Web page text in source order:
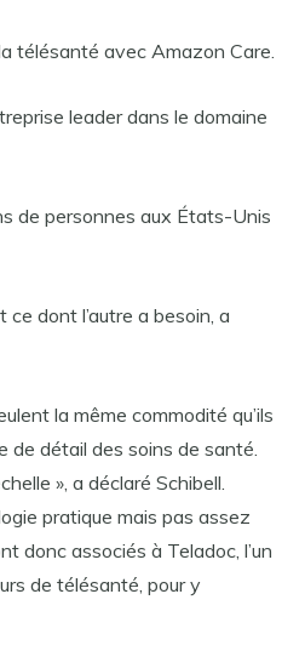
télésanté avec Amazon Care.
leader dans le domaine
de personnes aux États-Unis
dont l’autre a besoin, a
la même commodité qu’ils
de détail des soins de santé.
», a déclaré Schibell.
pratique mais pas assez
donc associés à Teladoc, l’un
de télésanté, pour y